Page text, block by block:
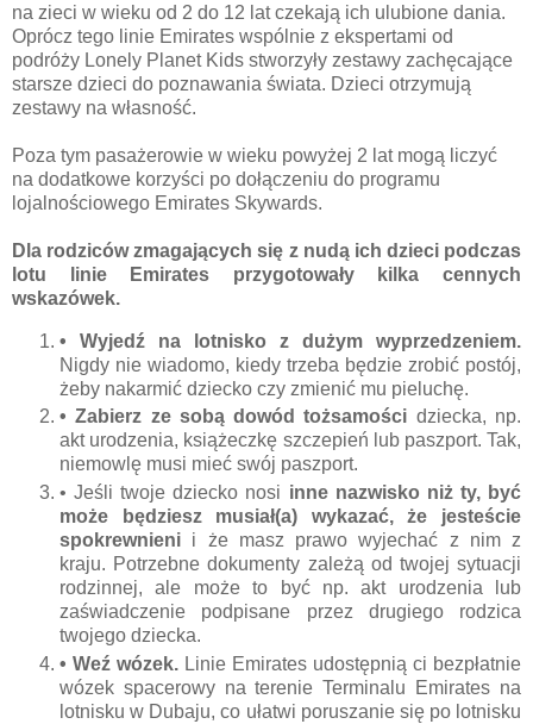
na zieci w wieku od 2 do 12 lat czekają ich ulubione dania.
Oprócz tego linie Emirates wspólnie z ekspertami od
podróży Lonely Planet Kids stworzyły zestawy zachęcające
starsze dzieci do poznawania świata. Dzieci otrzymują
zestawy na własność.
Poza tym pasażerowie w wieku powyżej 2 lat mogą liczyć
na dodatkowe korzyści po dołączeniu do programu
lojalnościowego Emirates Skywards.
Dla rodziców zmagających się z nudą ich dzieci podczas
lotu linie Emirates przygotowały kilka cennych
wskazówek.
• Wyjedź na lotnisko z dużym wyprzedzeniem.
Nigdy nie wiadomo, kiedy trzeba będzie zrobić postój,
żeby nakarmić dziecko czy zmienić mu pieluchę.
• Zabierz ze sobą dowód tożsamości dziecka, np.
akt urodzenia, książeczkę szczepień lub paszport. Tak,
niemowlę musi mieć swój paszport.
• Jeśli twoje dziecko nosi inne nazwisko niż ty, być
może będziesz musiał(a) wykazać, że jesteście
spokrewnieni i że masz prawo wyjechać z nim z
kraju. Potrzebne dokumenty zależą od twojej sytuacji
rodzinnej, ale może to być np. akt urodzenia lub
zaświadczenie podpisane przez drugiego rodzica
twojego dziecka.
• Weź wózek. Linie Emirates udostępnią ci bezpłatnie
wózek spacerowy na terenie Terminalu Emirates na
lotnisku w Dubaju, co ułatwi poruszanie się po lotnisku